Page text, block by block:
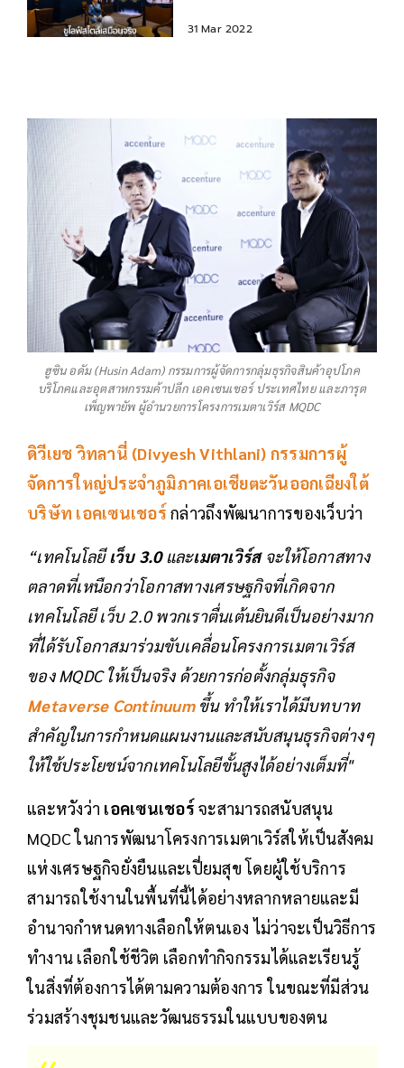
31 Mar 2022
ฮูซิน อดัม (Husin Adam) กรรมการผู้จัดการกลุ่มธุรกิจสินค้าอุปโภค
บริโภคและอุตสาหกรรมค้าปลีก เอคเซนเชอร์ ประเทศไทย และภารุต
เพ็ญพายัพ ผู้อำนวยการโครงการเมตาเวิร์ส MQDC
ดิวีเยช วิทลานี่ (Divyesh Vithlani) กรรมการผู้
จัดการใหญ่ประจำภูมิภาคเอเชียตะวันออกเฉียงใต้
บริษัท เอคเซนเชอร์ กล่าวถึงพัฒนาการของเว็บว่า
“เทคโนโลยีเว็บ 3.0และเมตาเวิร์ส จะให้โอกาสทาง
ตลาดที่เหนือกว่าโอกาสทางเศรษฐกิจที่เกิดจาก
เทคโนโลยี เว็บ 2.0 พวกเราตื่นเต้นยินดีเป็นอย่างมาก
ที่ได้รับโอกาสมาร่วมขับเคลื่อนโครงการเมตาเวิร์ส
ของ MQDC ให้เป็นจริง ด้วยการก่อตั้งกลุ่มธุรกิจ
Metaverse Continuum ขึ้น ทำให้เราได้มีบทบาท
สำคัญในการกำหนดแผนงานและสนับสนุนธุรกิจต่างๆ
ให้ใช้ประโยชน์จากเทคโนโลยีขั้นสูงได้อย่างเต็มที่"
และหวังว่า เอคเซนเชอร์ จะสามารถสนับสนุน
MQDC ในการพัฒนาโครงการเมตาเวิร์สให้เป็นสังคม
แห่งเศรษฐกิจยั่งยืนและเปี่ยมสุข โดยผู้ใช้บริการ
สามารถใช้งานในพื้นที่นี้ได้อย่างหลากหลายและมี
อำนาจกำหนดทางเลือกให้ตนเอง ไม่ว่าจะเป็นวิธีการ
ทำงาน เลือกใช้ชีวิต เลือกทำกิจกรรมได้และเรียนรู้
ในสิ่งที่ต้องการได้ตามความต้องการ ในขณะที่มีส่วน
ร่วมสร้างชุมชนและวัฒนธรรมในแบบของตน